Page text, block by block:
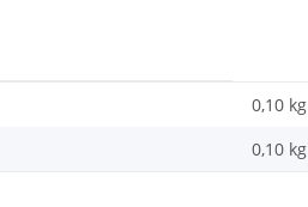
0,10 kg
0,10 kg